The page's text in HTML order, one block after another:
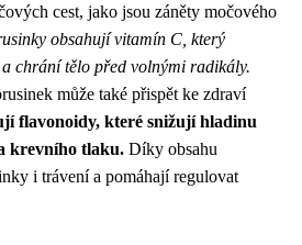
cest, jako jsou záněty močového
obsahují vitamín C, který
chrání tělo před volnými radikály.
může také přispět ke zdraví
flavonoidy, které snižují hladinu
krevního tlaku. Díky obsahu
i trávení a pomáhají regulovat